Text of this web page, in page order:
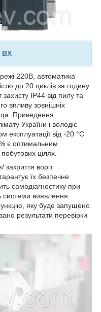
BX
220В, автоматика
до 20 циклів за годину.
IP44 від пилу та
впливу зовнішніх
Приведення
України і володіє
від -20 °C
є оптимальним
цілях.
закриття воріт
їх безпечне
самодіагностику при
системи виявлення
яку буде запущено
результати перевірки